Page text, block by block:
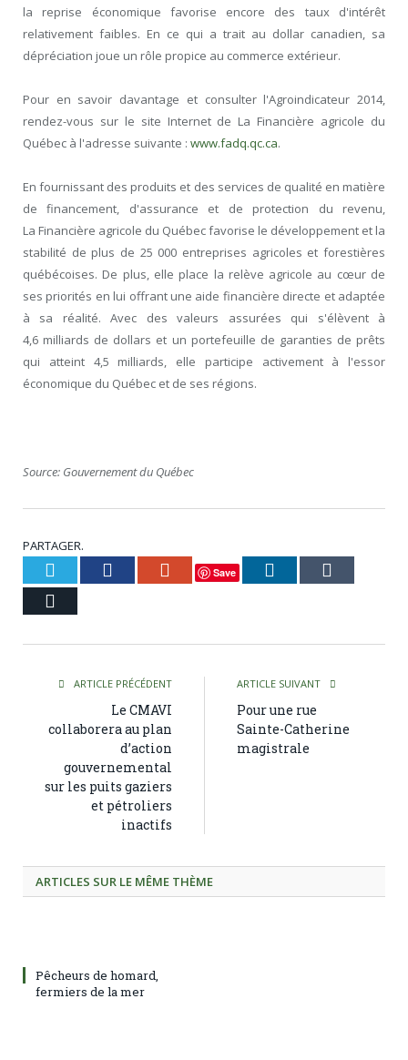
la reprise économique favorise encore des taux d'intérêt
relativement faibles. En ce qui a trait au dollar canadien, sa
dépréciation joue un rôle propice au commerce extérieur.
Pour en savoir davantage et consulter l'Agroindicateur 2014,
rendez-vous sur le site Internet de La Financière agricole du
Québec à l'adresse suivante : www.fadq.qc.ca.
En fournissant des produits et des services de qualité en matière
de financement, d'assurance et de protection du revenu,
La Financière agricole du Québec favorise le développement et la
stabilité de plus de 25 000 entreprises agricoles et forestières
québécoises. De plus, elle place la relève agricole au cœur de
ses priorités en lui offrant une aide financière directe et adaptée
à sa réalité. Avec des valeurs assurées qui s'élèvent à
4,6 milliards de dollars et un portefeuille de garanties de prêts
qui atteint 4,5 milliards, elle participe activement à l'essor
économique du Québec et de ses régions.
Source: Gouvernement du Québec
PARTAGER.
Twitter Facebook Google+
Save LinkedIn
ARTICLE PRÉCÉDENT
Le CMAVI
collaborera au plan
d’action
gouvernemental
sur les puits gaziers
et pétroliers
inactifs
ARTICLE SUIVANT
Pour une rue
Sainte-Catherine
magistrale
ARTICLES SUR LE MÊME THÈME
Pêcheurs de homard,
fermiers de la mer